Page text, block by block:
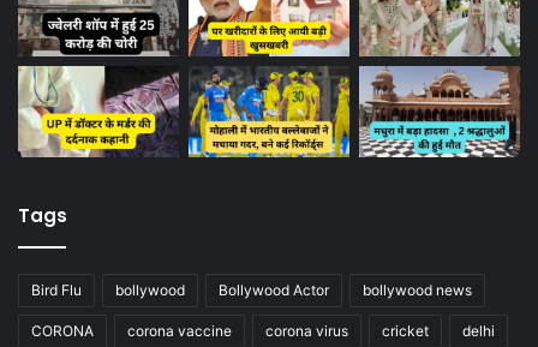
Tags
Bird Flu bollywood Bollywood Actor bollywood news
CORONA corona vaccine corona virus cricket delhi